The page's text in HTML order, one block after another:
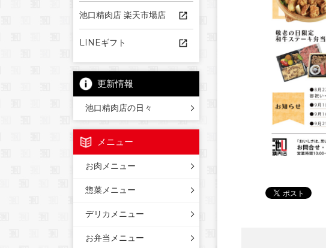
池口精肉店 楽天市場店
LINEギフト
更新情報
池口精肉店の日々
メニュー
お肉メニュー
惣菜メニュー
デリカメニュー
お弁当メニュー